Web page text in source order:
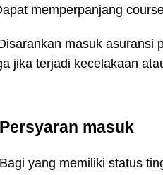
memperpanjang
masuk asuransi
jika terjadi kecelakaan
Persyaran masuk
Bagi yang memiliki status